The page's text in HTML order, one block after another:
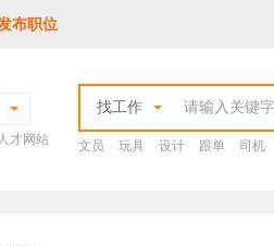
布职位
才网站
找工作
文员 玩具 设计 跟单 司机